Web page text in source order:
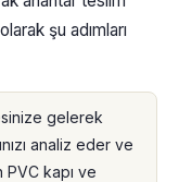
şu adımları
gelerek
analiz eder ve
PVC kapı ve